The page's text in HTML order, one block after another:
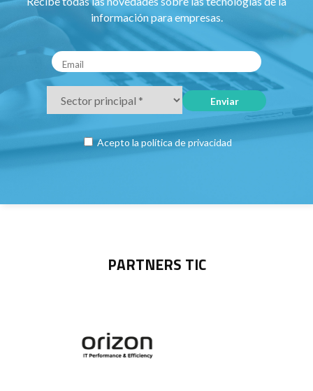
información para empresas.
Acepto la política de privacidad
PARTNERS TIC